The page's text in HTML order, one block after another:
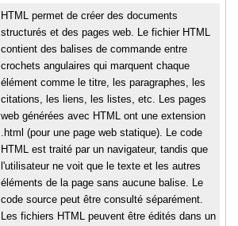
HTML permet de créer des documents
structurés et des pages web. Le fichier HTML
contient des balises de commande entre
crochets angulaires qui marquent chaque
élément comme le titre, les paragraphes, les
citations, les liens, les listes, etc. Les pages
web générées avec HTML ont une extension
.html (pour une page web statique). Le code
HTML est traité par un navigateur, tandis que
l'utilisateur ne voit que le texte et les autres
éléments de la page sans aucune balise. Le
code source peut être consulté séparément.
Les fichiers HTML peuvent être édités dans un